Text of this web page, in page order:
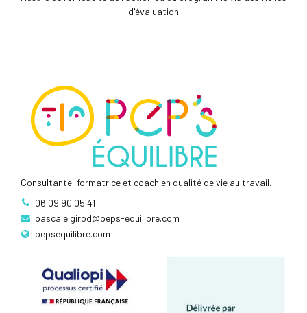
d'évaluation
Consultante, formatrice et coach en qualité de vie au travail.
06 09 90 05 41
pascale.girod@peps-equilibre.com
pepsequilibre.com